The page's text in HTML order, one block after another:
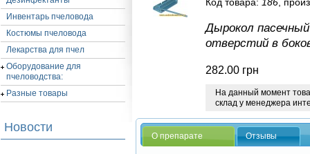
Инвентарь пчеловода
Костюмы пчеловода
Лекарства для пчел
Оборудование для
пчеловодства:
Разные товары
Новости
Дырокол
отверстий в
282.00 грн
На данный момент
склад у менеджера
О препарате Отзывы